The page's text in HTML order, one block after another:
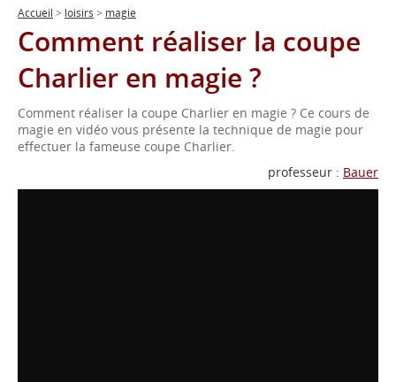
Accueil > loisirs > magie
Comment réaliser la coupe
Charlier en magie ?
Comment réaliser la coupe Charlier en magie ? Ce cours de
magie en vidéo vous présente la technique de magie pour
effectuer la fameuse coupe Charlier.
professeur : Bauer